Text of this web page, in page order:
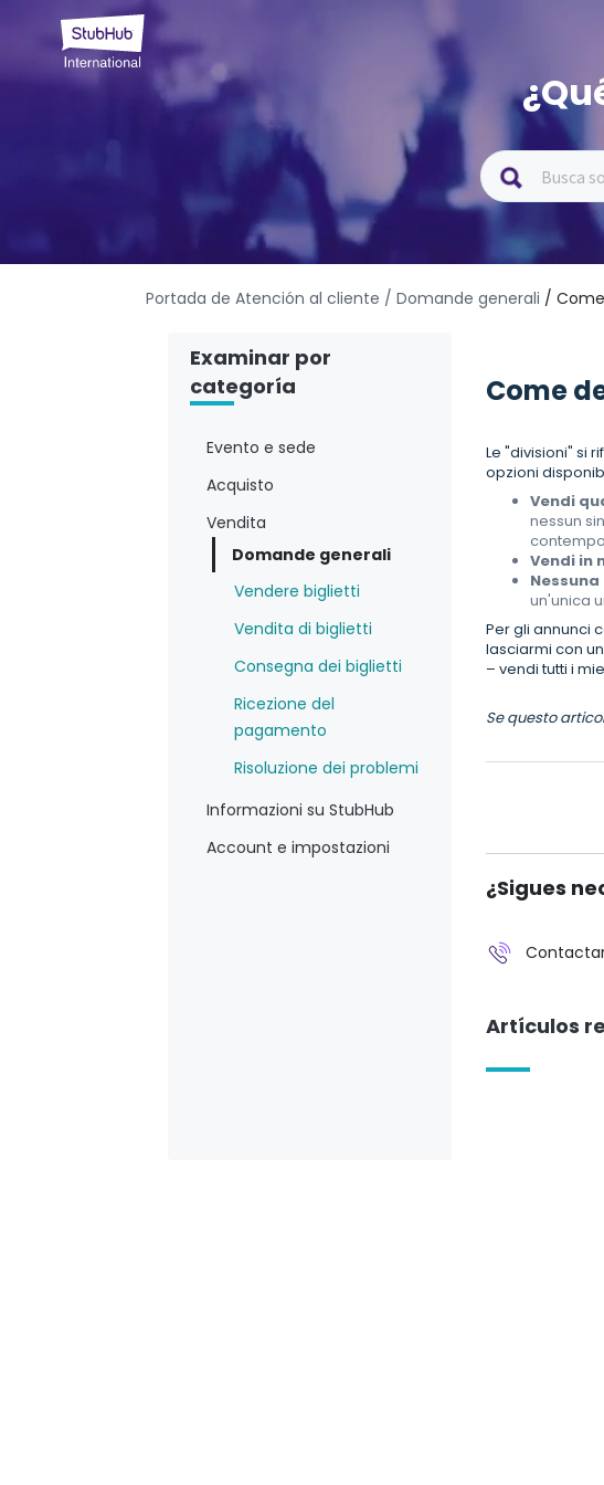
Portada de Atención al cliente / Domande generali /
Examinar por
categoría
Evento e sede
Acquisto
Vendita
Domande generali
Vendere biglietti
Vendita di biglietti
Consegna dei biglietti
Ricezione del
pagamento
Risoluzione dei problemi
Informazioni su StubHub
Account e impostazioni
Come
Le "divisioni" si
opzioni
Vendi
nessun
Vendi in
un'unica
Per gli annunci
lasciarmi con
– vendi tutti i
Se questo
¿Sigues
Artículos